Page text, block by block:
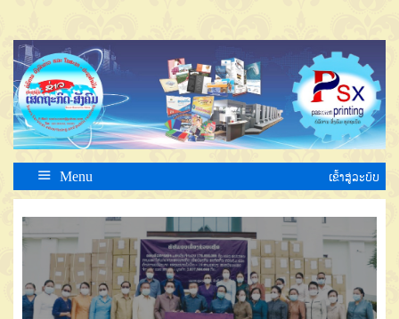
Menu ເຂົ້າສູ່ລະບົບ